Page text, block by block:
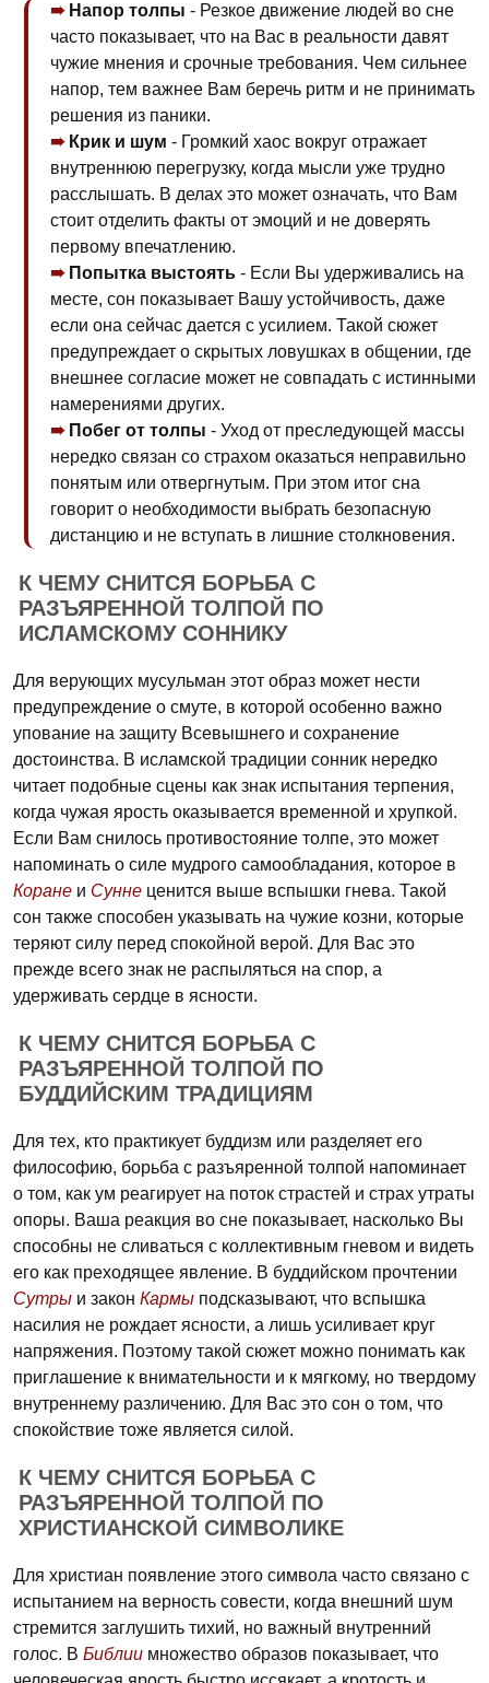
Напор толпы - Резкое движение людей во сне
часто показывает, что на Вас в реальности давят
чужие мнения и срочные требования. Чем сильнее
напор, тем важнее Вам беречь ритм и не принимать
решения из паники.
Крик и шум - Громкий хаос вокруг отражает
внутреннюю перегрузку, когда мысли уже трудно
расслышать. В делах это может означать, что Вам
стоит отделить факты от эмоций и не доверять
первому впечатлению.
Попытка выстоять - Если Вы удерживались на
месте, сон показывает Вашу устойчивость, даже
если она сейчас дается с усилием. Такой сюжет
предупреждает о скрытых ловушках в общении, где
внешнее согласие может не совпадать с истинными
намерениями других.
Побег от толпы - Уход от преследующей массы
нередко связан со страхом оказаться неправильно
понятым или отвергнутым. При этом итог сна
говорит о необходимости выбрать безопасную
дистанцию и не вступать в лишние столкновения.
К ЧЕМУ СНИТСЯ БОРЬБА С
РАЗЪЯРЕННОЙ ТОЛПОЙ ПО
ИСЛАМСКОМУ СОННИКУ
Для верующих мусульман этот образ может нести
предупреждение о смуте, в которой особенно важно
упование на защиту Всевышнего и сохранение
достоинства. В исламской традиции сонник нередко
читает подобные сцены как знак испытания терпения,
когда чужая ярость оказывается временной и хрупкой.
Если Вам снилось противостояние толпе, это может
напоминать о силе мудрого самообладания, которое в
Коране и Сунне ценится выше вспышки гнева. Такой
сон также способен указывать на чужие козни, которые
теряют силу перед спокойной верой. Для Вас это
прежде всего знак не распыляться на спор, а
удерживать сердце в ясности.
К ЧЕМУ СНИТСЯ БОРЬБА С
РАЗЪЯРЕННОЙ ТОЛПОЙ ПО
БУДДИЙСКИМ ТРАДИЦИЯМ
Для тех, кто практикует буддизм или разделяет его
философию, борьба с разъяренной толпой напоминает
о том, как ум реагирует на поток страстей и страх утраты
опоры. Ваша реакция во сне показывает, насколько Вы
способны не сливаться с коллективным гневом и видеть
его как преходящее явление. В буддийском прочтении
Сутры и закон Кармы подсказывают, что вспышка
насилия не рождает ясности, а лишь усиливает круг
напряжения. Поэтому такой сюжет можно понимать как
приглашение к внимательности и к мягкому, но твердому
внутреннему различению. Для Вас это сон о том, что
спокойствие тоже является силой.
К ЧЕМУ СНИТСЯ БОРЬБА С
РАЗЪЯРЕННОЙ ТОЛПОЙ ПО
ХРИСТИАНСКОЙ СИМВОЛИКЕ
Для христиан появление этого символа часто связано с
испытанием на верность совести, когда внешний шум
стремится заглушить тихий, но важный внутренний
голос. В Библии множество образов показывает, что